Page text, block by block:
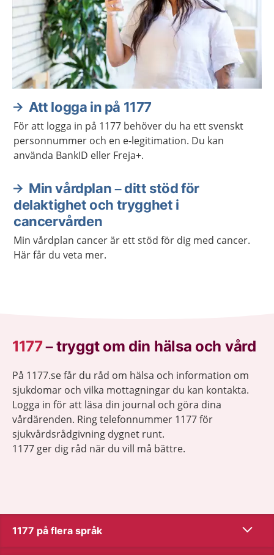
Att logga in på 1177
För att logga in på 1177 behöver du ha ett svenskt
personnummer och en e-legitimation. Du kan
använda BankID eller Freja+.
Min vårdplan – ditt stöd för
delaktighet och trygghet i
cancervården
Min vårdplan cancer är ett stöd för dig med cancer.
Här får du veta mer.
1177–tryggt om din hälsa och vård
På 1177.se får du råd om hälsa och information om
sjukdomar och vilka mottagningar du kan kontakta.
Logga in för att läsa din journal och göra dina
vårdärenden. Ring telefonnummer 1177 för
sjukvårdsrådgivning dygnet runt.
1177 ger dig råd när du vill må bättre.
1177 på flera språk Visa